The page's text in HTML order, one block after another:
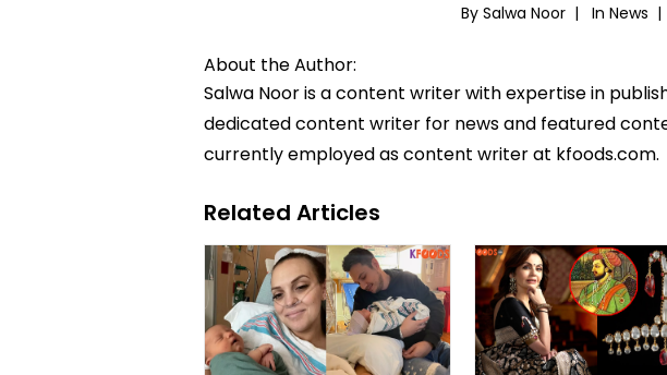
By Salwa Noor | In News |
About the Author:
Salwa Noor is a content writer with expertise in
dedicated content writer for news and featured
currently employed as content writer at kfoods.com.
Related Articles